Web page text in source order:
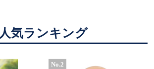
人気ランキング
No.2